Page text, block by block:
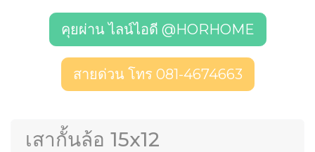
คุยผ่าน ไลน์ไอดี @HORHOME
สายด่วน โทร 081-4674663
เสากั้นล้อ 15x12